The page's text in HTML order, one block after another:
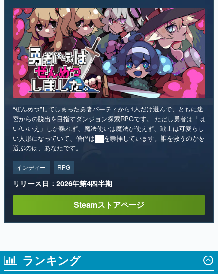
“ぜんめつ”してしまった勇者パーティから1人だけ選んで、ともに迷
宮からの脱出を目指すダンジョン探索RPGです。 ただし勇者は「は
い/いいえ」しか喋れず、魔法使いは魔法が使えず、戦士は可愛らし
い人形になっていて、僧侶は██を崇拝しています。誰を救うのかを
選ぶのは、あなたです。
インディー RPG
リリース日：2026年第4四半期
Steamストアページ
ランキング